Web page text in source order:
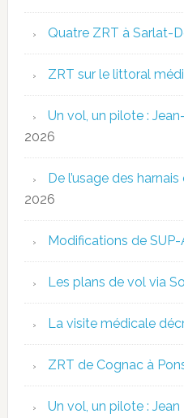
Quatre ZRT à Sarlat-
ZRT sur le littoral
Un vol, un pilote :
2026
De l’usage des
2026
Modifications de SUP-
Les plans de vol via
La visite médicale
ZRT de Cognac à
Un vol, un pilote :